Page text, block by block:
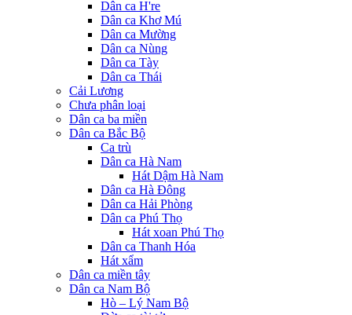
Dân ca H're
Dân ca Khơ Mú
Dân ca Mường
Dân ca Nùng
Dân ca Tày
Dân ca Thái
Cải Lương
Chưa phân loại
Dân ca ba miền
Dân ca Bắc Bộ
Ca trù
Dân ca Hà Nam
Hát Dậm Hà Nam
Dân ca Hà Đông
Dân ca Hải Phòng
Dân ca Phú Thọ
Hát xoan Phú Thọ
Dân ca Thanh Hóa
Hát xẩm
Dân ca miền tây
Dân ca Nam Bộ
Hò – Lý Nam Bộ